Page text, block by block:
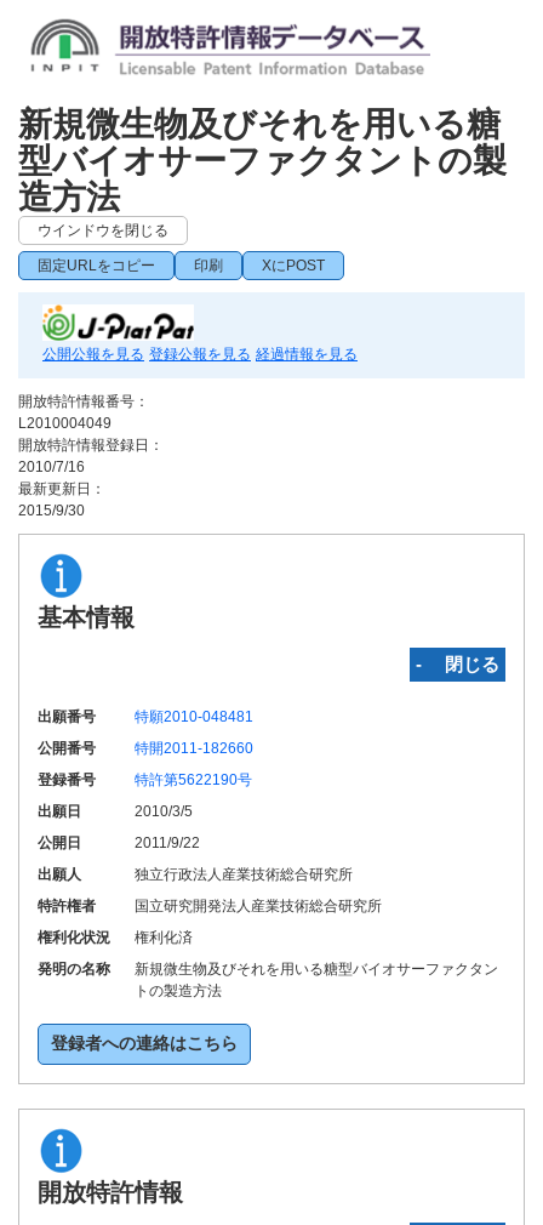
新規微生物及びそれを用いる糖
型バイオサーファクタントの製
造方法
ウインドウを閉じる
固定URLをコピー 印刷 XにPOST
公開公報を見る 登録公報を見る 経過情報を見る
開放特許情報番号：
L2010004049
開放特許情報登録日：
2010/7/16
最新更新日：
2015/9/30
基本情報
‐ 閉じる
出願番号
特願2010-048481
公開番号
特開2011-182660
登録番号
特許第5622190号
出願日
2010/3/5
公開日
2011/9/22
出願人
独立行政法人産業技術総合研究所
特許権者
国立研究開発法人産業技術総合研究所
権利化状況
権利化済
発明の名称
新規微生物及びそれを用いる糖型バイオサーファクタン
トの製造方法
登録者への連絡はこちら
開放特許情報